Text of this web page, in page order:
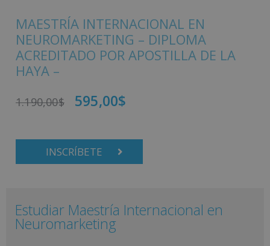
MAESTRÍA INTERNACIONAL EN
NEUROMARKETING – DIPLOMA
ACREDITADO POR APOSTILLA DE LA
HAYA –
1.190,00$ 595,00$
INSCRÍBETE
Estudiar Maestría Internacional en
Neuromarketing